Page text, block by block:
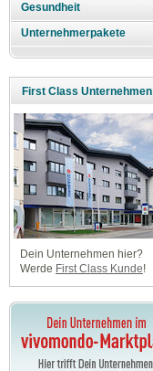
Gesundheit
Unternehmerpakete
First Class Unternehmen
Dein Unternehmen hier?
Werde First Class Kunde!